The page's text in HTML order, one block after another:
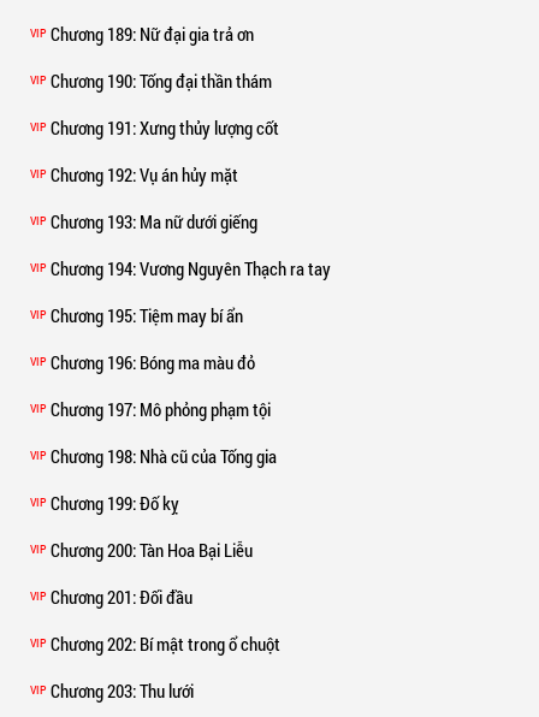
VIP Chương 189: Nữ đại gia trả ơn
VIP Chương 190: Tống đại thần thám
VIP Chương 191: Xưng thủy lượng cốt
VIP Chương 192: Vụ án hủy mặt
VIP Chương 193: Ma nữ dưới giếng
VIP Chương 194: Vương Nguyên Thạch ra tay
VIP Chương 195: Tiệm may bí ẩn
VIP Chương 196: Bóng ma màu đỏ
VIP Chương 197: Mô phỏng phạm tội
VIP Chương 198: Nhà cũ của Tống gia
VIP Chương 199: Đố kỵ
VIP Chương 200: Tàn Hoa Bại Liễu
VIP Chương 201: Đối đầu
VIP Chương 202: Bí mật trong ổ chuột
VIP Chương 203: Thu lưới